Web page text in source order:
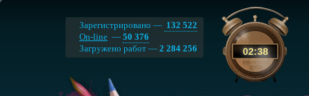
02:38
Зарегистрировано — 132 522
On-line — 50 376
Загружено работ — 2 284 256